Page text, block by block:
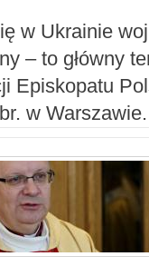
w Ukrainie
– to główny
Episkopatu
w Warszawie.